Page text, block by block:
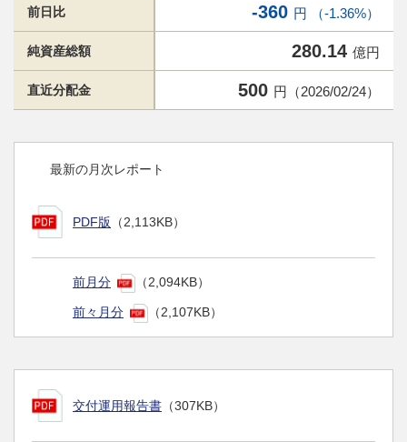
前日比 -360 円 （-1.36%）
純資産総額 280.14 億円
直近分配金 500 円（2026/02/24）
最新の月次レポート
PDF版 （2,113KB）
前月分 （2,094KB）
前々月分 （2,107KB）
交付運用報告書 （307KB）